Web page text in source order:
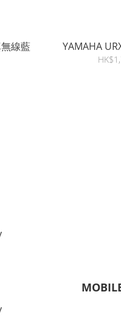
線藍
YAMAHA